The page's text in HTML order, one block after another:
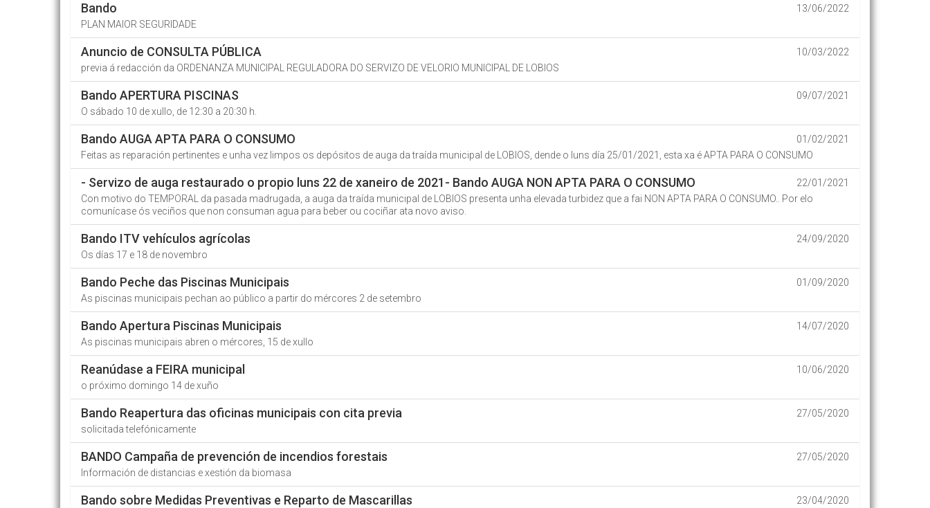
13/06/2022
Bando
PLAN MAIOR SEGURIDADE
10/03/2022
Anuncio de CONSULTA PÚBLICA
previa á redacción da ORDENANZA MUNICIPAL REGULADORA DO SERVIZO DE VELORIO MUNICIPAL DE LOBIOS
09/07/2021
Bando APERTURA PISCINAS
O sábado 10 de xullo, de 12:30 a 20:30 h.
01/02/2021
Bando AUGA APTA PARA O CONSUMO
Feitas as reparación pertinentes e unha vez limpos os depósitos de auga da traída municipal de LOBIOS, dende o luns día 25/01/2021, esta xa é APTA PARA O CONSUMO
22/01/2021
- Servizo de auga restaurado o propio luns 22 de xaneiro de 2021- Bando AUGA NON APTA PARA O CONSUMO
Con motivo do TEMPORAL da pasada madrugada, a auga da traída municipal de LOBIOS presenta unha elevada turbidez que a fai NON APTA PARA O CONSUMO.. Por elo
comunícase ós veciños que non consuman agua para beber ou cociñar ata novo aviso.
24/09/2020
Bando ITV vehículos agrícolas
Os días 17 e 18 de novembro
01/09/2020
Bando Peche das Piscinas Municipais
As piscinas municipais pechan ao público a partir do mércores 2 de setembro
14/07/2020
Bando Apertura Piscinas Municipais
As piscinas municipais abren o mércores, 15 de xullo
10/06/2020
Reanúdase a FEIRA municipal
o próximo domingo 14 de xuño
27/05/2020
Bando Reapertura das oficinas municipais con cita previa
solicitada telefónicamente
27/05/2020
BANDO Campaña de prevención de incendios forestais
Información de distancias e xestión da biomasa
23/04/2020
Bando sobre Medidas Preventivas e Reparto de Mascarillas